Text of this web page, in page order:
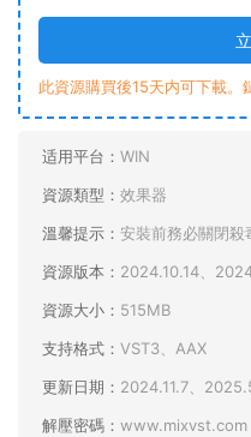
此資源購買後15天内可下載。
适用平台： WIN
資源類型： 效果器
溫馨提示： 安裝前務必關閉殺
資源版本： 2024.10.14、
資源大小： 515MB
支持格式： VST3、AAX
更新日期： 2024.11.7、
解壓密碼： www.mixvst.com